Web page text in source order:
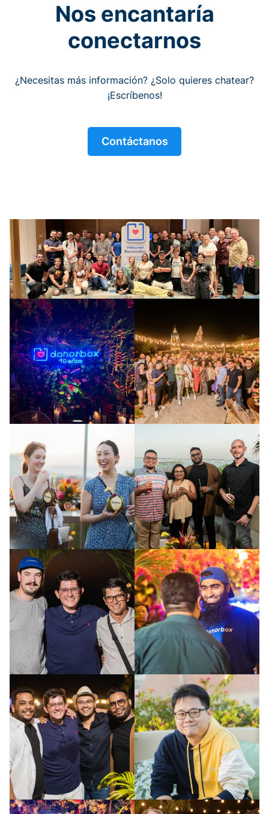
Nos encantaría
conectarnos
¿Necesitas más información? ¿Solo quieres chatear?
¡Escríbenos!
Contáctanos